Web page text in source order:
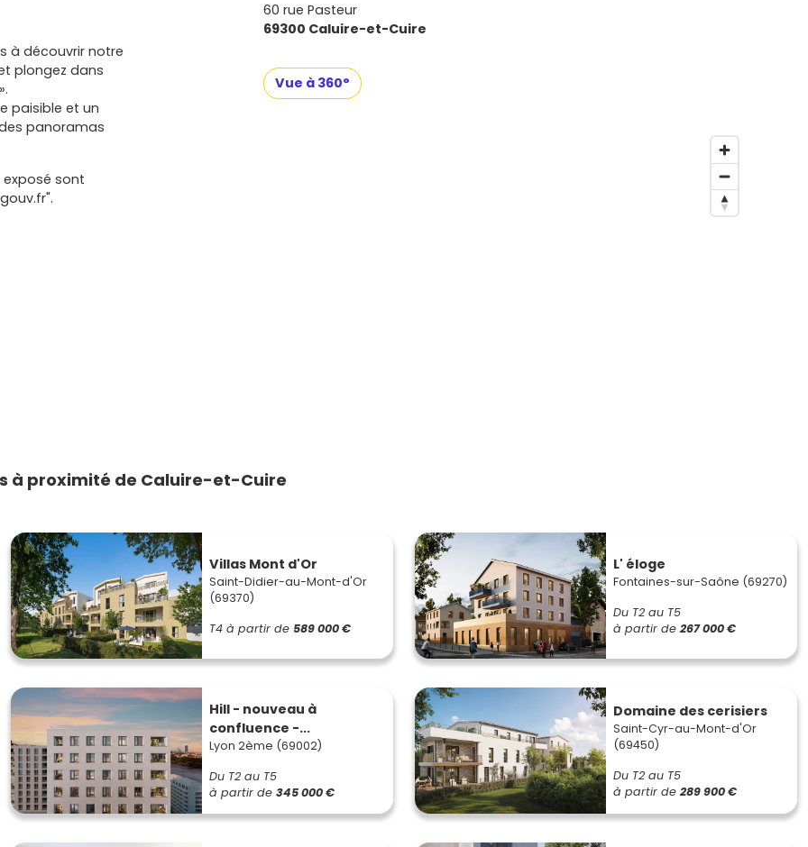
à découvrir notre
plongez dans
paisible et un
panoramas
exposé sont
60 rue Pasteur
69300 Caluire-et-Cuire
Vue à 360°
à proximité de Caluire-et-Cuire
Villas Mont d'Or
Saint-Didier-au-Mont-d'Or
(69370)
T4 à partir de 589 000 €
L' éloge
Fontaines-sur-Saône (69270)
Du T2 au T5
à partir de 267 000 €
Hill - nouveau à
confluence -...
Lyon 2ème (69002)
Du T2 au T5
à partir de 345 000 €
Domaine des cerisiers
Saint-Cyr-au-Mont-d'Or
(69450)
Du T2 au T5
à partir de 289 900 €